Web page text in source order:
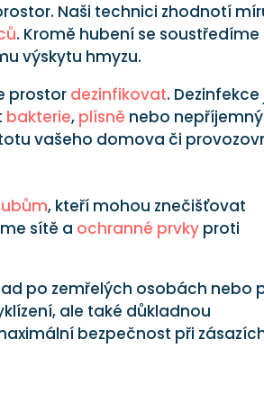
Naši technici zhodnotí
. Kromě hubení se soustředíme
výskytu hmyzu.
prostor dezinfikovat. Dezinfekce
bakterie, plísně nebo nepříjemný
vašeho domova či
, kteří mohou znečišťovat
sítě a ochranné prvky proti
po zemřelých osobách nebo
ale také důkladnou
bezpečnost při